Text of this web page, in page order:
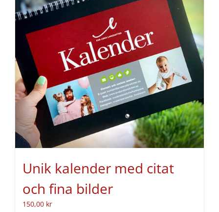
Unik kalender med citat
och fina bilder
150,00 kr